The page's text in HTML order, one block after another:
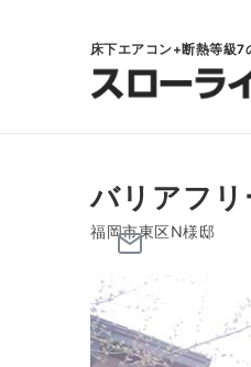
床下エアコン+断熱等級
バリアフ
福岡市東区N様邸